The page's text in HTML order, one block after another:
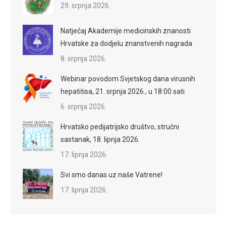
29. srpnja 2026.
Natječaj Akademije medicinskih znanosti
Hrvatske za dodjelu znanstvenih nagrada
8. srpnja 2026.
Webinar povodom Svjetskog dana virusnih
hepatitisa, 21. srpnja 2026., u 18:00 sati
6. srpnja 2026.
Hrvatsko pedijatrijsko društvo, stručni
sastanak, 18. lipnja 2026.
17. lipnja 2026.
Svi smo danas uz naše Vatrene!
17. lipnja 2026.